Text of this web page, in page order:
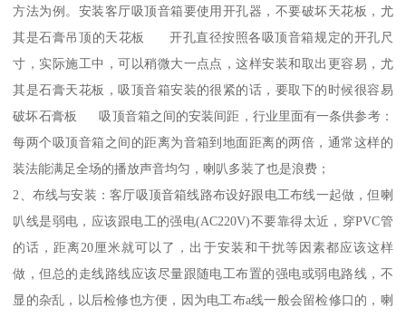
方法为例。安装客厅吸顶音箱要使用开孔器，不要破坏天花板，尤
其是石膏吊顶的天花板 开孔直径按照各吸顶音箱规定的开孔尺
寸，实际施工中，可以稍微大一点点，这样安装和取出更容易，尤
其是石膏天花板，吸顶音箱安装的很紧的话，要取下的时候很容易
破坏石膏板 吸顶音箱之间的安装间距，行业里面有一条供参考：
每两个吸顶音箱之间的距离为音箱到地面距离的两倍，通常这样的
装法能满足全场的播放声音均匀，喇叭多装了也是浪费；
2、布线与安装：客厅吸顶音箱线路布设好跟电工布线一起做，但喇
叭线是弱电，应该跟电工的强电(AC220V)不要靠得太近，穿PVC管
的话，距离20厘米就可以了，出于安装和干扰等因素都应该这样
做，但总的走线路线应该尽量跟随电工布置的强电或弱电路线，不
显的杂乱，以后检修也方便，因为电工布a线一般会留检修口的，喇